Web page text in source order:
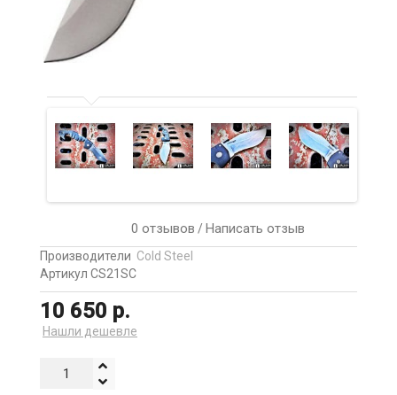
0 отзывов /Написать отзыв
Производители Cold Steel
Артикул CS21SC
10 650 р.
Нашли дешевле